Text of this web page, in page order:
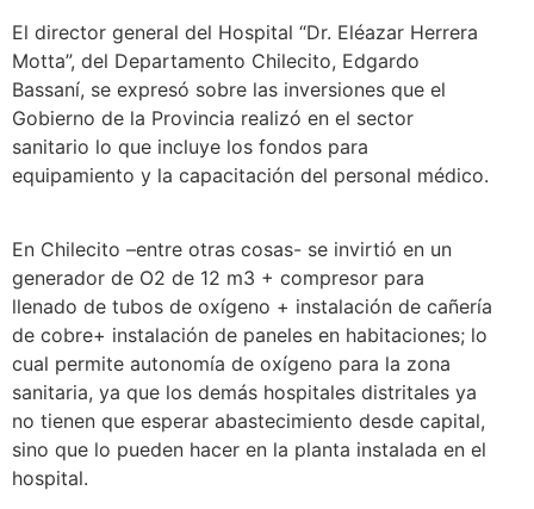
El director general del Hospital “Dr. Eléazar Herrera
Motta”, del Departamento Chilecito, Edgardo
Bassaní, se expresó sobre las inversiones que el
Gobierno de la Provincia realizó en el sector
sanitario lo que incluye los fondos para
equipamiento y la capacitación del personal médico.
En Chilecito –entre otras cosas- se invirtió en un
generador de O2 de 12 m3 + compresor para
llenado de tubos de oxígeno + instalación de cañería
de cobre+ instalación de paneles en habitaciones; lo
cual permite autonomía de oxígeno para la zona
sanitaria, ya que los demás hospitales distritales ya
no tienen que esperar abastecimiento desde capital,
sino que lo pueden hacer en la planta instalada en el
hospital.